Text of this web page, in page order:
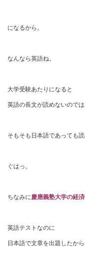
になるから。
なんなら英語ね。
大学受験あたりになると
英語の長文が読めないので
そもそも日本語であっても
ぐはっ。
ちなみに慶應義塾大学の経
英語テストなのに
日本語で文章を出題したから